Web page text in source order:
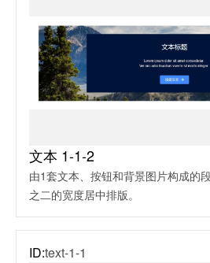
文本 1-1-2
由1套文本、按钮和背景图片构成的
之二的宽度居中排版。
ID:text-1-1